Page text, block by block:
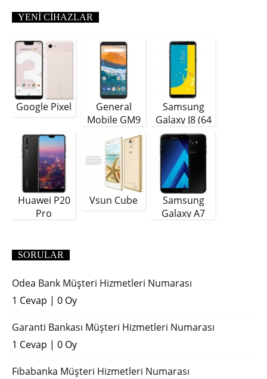
YENI CIHAZLAR
Google Pixel
General
Mobile GM9
Samsung
Galaxy J8 (64
GB)
Huawei P20
Pro
Vsun Cube
Samsung
Galaxy A7
SORULAR
Odea Bank Müşteri Hizmetleri Numarası
1 Cevap | 0 Oy
Garanti Bankası Müşteri Hizmetleri Numarası
1 Cevap | 0 Oy
Fibabanka Müşteri Hizmetleri Numarası